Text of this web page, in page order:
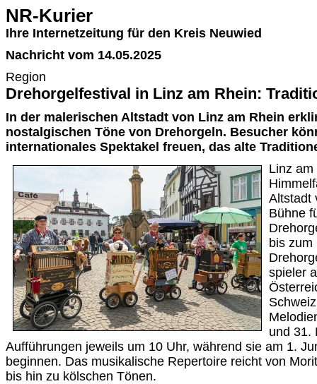
NR-Kurier
Ihre Internetzeitung für den Kreis Neuwied
Nachricht vom 14.05.2025
Region
Drehorgelfestival in Linz am Rhein:
In der malerischen Altstadt von Linz am Rhein
nostalgischen Töne von Drehorgeln. Besucher
internationales Spektakel freuen, das alte
Linz
Altstadt
Bühne
bis zum
spieler
und 31.
Aufführungen jeweils um 10 Uhr, während sie am 1.
beginnen. Das musikalische Repertoire reicht von
bis hin zu kölschen Tönen.